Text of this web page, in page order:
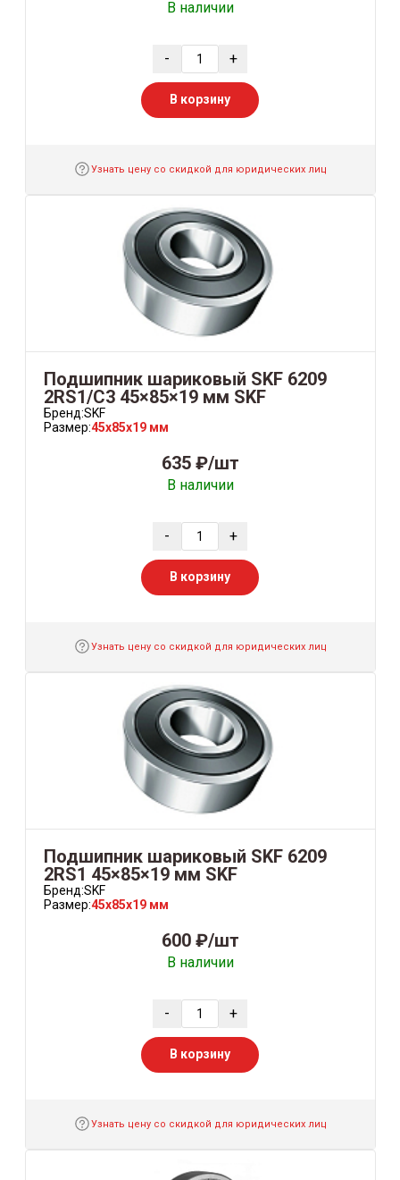
В наличии
- +
В корзину
Узнать цену со скидкой для юридических лиц
Подшипник шариковый SKF 6209
2RS1/C3 45×85×19 мм SKF
Бренд:SKF
Размер:45x85x19 мм
635 ₽/шт
В наличии
- +
В корзину
Узнать цену со скидкой для юридических лиц
Подшипник шариковый SKF 6209
2RS1 45×85×19 мм SKF
Бренд:SKF
Размер:45x85x19 мм
600 ₽/шт
В наличии
- +
В корзину
Узнать цену со скидкой для юридических лиц